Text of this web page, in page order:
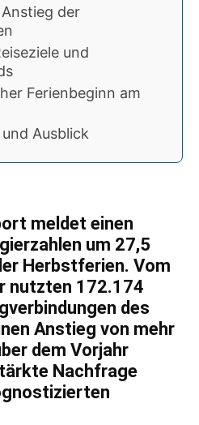
der
und
Ferienbeginn am
Ausblick
meldet einen
um 27,5
Herbstferien. Vom
nutzten 172.174
des
Anstieg von mehr
dem Vorjahr
Nachfrage